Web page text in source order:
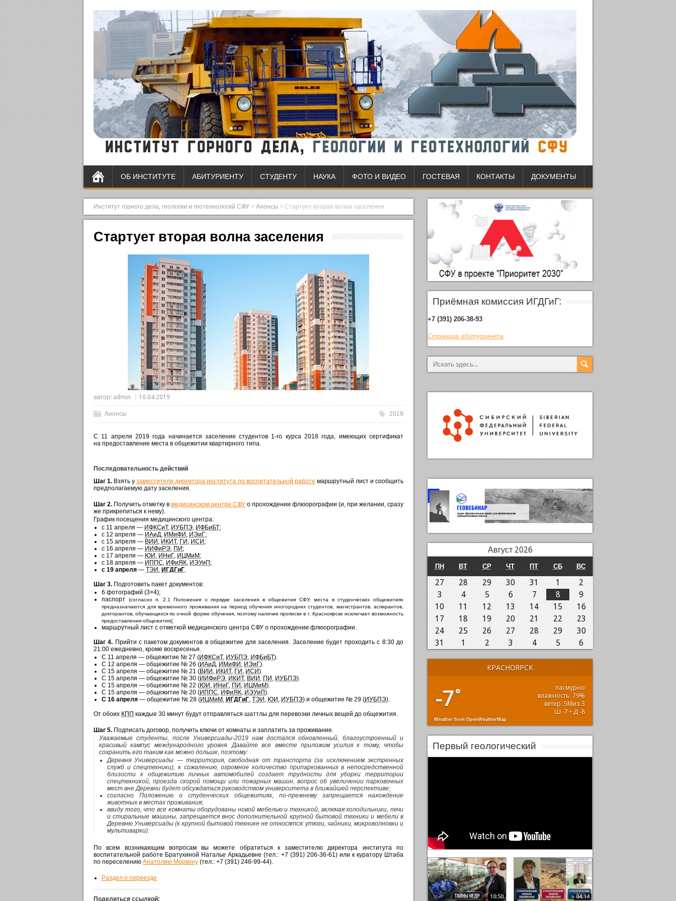
ОБ ИНСТИТУТЕ АБИТУРИЕНТУ СТУДЕНТУ НАУКА ФОТО И ВИДЕО ГОСТЕВАЯ КОНТАКТЫ ДОКУМЕНТЫ
Институт горного дела, геологии и геотехнологий СФУ > Анонсы > Стартует вторая волна заселения
Стартует вторая волна заселения
автор: admin 10.04.2019
Анонсы 2019
С 11 апреля 2019 года начинается заселение студентов 1-го курса 2018 года, имеющих сертификат
на предоставление места в общежитии квартирного типа.
Последовательность действий
Шаг 1. Взять узаместителя директора института по воспитательной работе маршрутный лист и сообщить
предполагаемую дату заселения.
Шаг 2. Получить отметку в медицинском центре СФУ о прохождении флюорографии (и, при желании, сразу
же прикрепиться к нему).
График посещения медицинского центра:
с 11 апреля — ИФКСиТ, ИУБПЭ, ИФБиБТ;
с 12 апреля — ИАиД, ИМиФИ , ИЭиГ;
с 15 апреля — ВИИ , ИКИТ, ГИ , ИСИ ;
с 16 апреля — ИИФиРЭ, ПИ ;
с 17 апреля — ЮИ , ИНиГ, ИЦМиМ ;
с 18 апреля — ИППС, ИФиЯК, ИЭУиП ;
с 19 апреля — ТЭИ , ИГДГиГ.
Шаг 3. Подготовить пакет документов:
6 фотографий (3×4);
паспорт
(cогласно п. 2.1 Положения о порядке заселения в общежития СФУ, места в студенческих общежитиях
предназначаются для временного проживания на период обучения иногородних студентов, магистрантов, аспирантов,
докторантов, обучающихся по очной форме обучения, поэтому наличие прописки в г. Красноярске исключает возможность
предоставления общежития);
маршрутный лист с отметкой медицинского центра СФУ о прохождении флюорографии.
Шаг 4. Прийти с пакетом документов в общежитие для заселения. Заселение будет проходить с 8:30 до
21:00 ежедневно, кроме воскресенья.
С 11 апреля — общежитие № 27 (ИФКСиТ, ИУБПЭ, ИФБиБТ).
С 12 апреля — общежитие № 26 (ИАиД, ИМиФИ , ИЭиГ).
С 15 апреля — общежитие № 21 (ВИИ , ИКИТ, ГИ , ИСИ).
С 15 апреля — общежитие № 30 (ИИФиРЭ, ИКИТ, ВИИ , ПИ , ИУБПЭ).
С 15 апреля — общежитие № 22 (ЮИ , ИНиГ, ПИ , ИЦМиМ).
С 15 апреля — общежитие № 20 (ИППС, ИФиЯК, ИЭУиП).
С 16 апреля — общежитие № 28 (ИЦМиМ , ИГДГиГ, ТЭИ , ЮИ , ИУБПЭ) и общежитие № 29 (ИУБПЭ).
От обоих КПП каждые 30 минут будут отправляться шаттлы для перевозки личных вещей до общежития.
Шаг 5. Подписать договор, получить ключи от комнаты и заплатить за проживание.
Уважаемые студенты, после Универсиады-2019 нам достался обновленный, благоустроенный и
красивый кампус международного уровня. Давайте все вместе приложим усилия к тому, чтобы
сохранить его таким как можно дольше, поэтому:
Деревня Универсиады — территория, свободная от транспорта (за исключением экстренных
служб и спецтехники), к сожалению, огромное количество припаркованных в непосредственной
близости к общежитию личных автомобилей создает трудности для уборки территории
спецтехникой, проезда скорой помощи или пожарных машин, вопрос об увеличении парковочных
мест вне Деревни будет обсуждаться руководством университета в ближайшей перспективе;
согласно Положению о студенческих общежитиях, по-прежнему запрещается нахождение
животных в местах проживания;
ввиду того, что все комнаты оборудованы новой мебелью и техникой, включая холодильники, печи
и стиральные машины, запрещается внос дополнительной крупной бытовой техники и мебели в
Деревню Универсиады (к крупной бытовой технике не относятся: утюги, чайники, микроволновки и
мультиварки).
По всем возникающим вопросам вы можете обратиться к заместителю директора института по
воспитательной работе Братухиной Наталье Аркадьевне (тел.: +7 (391) 206-36-61) или к куратору Штаба
по переселению Анатолию Моркину (тел.: +7 (391) 246-99-44).
Раздел о переезде
Поделиться ссылкой:
Приёмная комиссия ИГДГиГ:
+7 (391) 206-38-93
Страница абитуриента
.
Август 2026
ПНПОНЕДЕЛЬНИК
ВТВТОРНИК
СРСРЕДА
ЧТЧЕТВЕРГ
ПТПЯТНИЦА
СБСУББОТА
ВСВОСКРЕСЕНЬЕ
27 27.07.2026
28 28.07.2026
2929.07.2026
3030.07.2026
31 31.07.2026
1 01.08.2026
2
3 03.08.2026
404.08.2026
505.08.2026
606.08.2026
707.08.2026
808.08.2026
909.08.2026
1010.08.2026
11 11.08.2026
12 12.08.2026
13 13.08.2026
1414.08.2026
15 15.08.2026
1616.08.2026
17 17.08.2026
18 18.08.2026
1919.08.2026
2020.08.2026
21 21.08.2026
22 22.08.2026
23
2424.08.2026
25 25.08.2026
26 26.08.2026
27 27.08.2026
28 28.08.2026
2929.08.2026
3030.08.2026
31
31.08.2026
1 01.09.2026
202.09.2026
3 03.09.2026
404.09.2026
505.09.2026
6
КРАСНОЯРСК
-7°
пасмурно
влажность: 79%
ветер: 5Миз З
Ш -7 • Д -8
Weather from OpenWeatherMap
Первый геологический
10:50 04:14